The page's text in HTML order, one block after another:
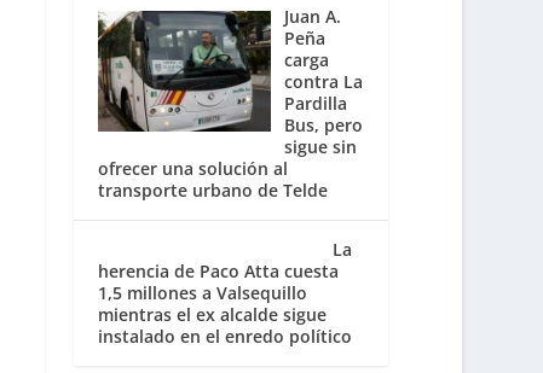
Juan A.
Peña
carga
contra La
Pardilla
Bus, pero
sigue sin
ofrecer una solución al
transporte urbano de Telde
La
herencia de Paco Atta cuesta
1,5 millones a Valsequillo
mientras el ex alcalde sigue
instalado en el enredo político